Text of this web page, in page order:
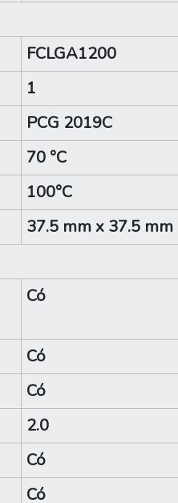
FCLGA1200
1
PCG 2019C
70 °C
100°C
37.5 mm x 37.5 mm
Có
Có
Có
2.0
Có
Có